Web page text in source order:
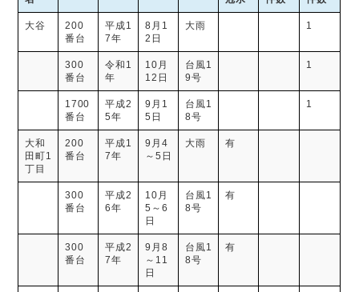
大谷
200
番台
平成1
7年
8月1
2日
大雨 1
300
番台
令和1
年
10月
12日
台風1
9号
1
1700
番台
平成2
5年
9月1
5日
台風1
8号
1
大和
田町1
丁目
200
番台
平成1
7年
9月4
～5日
大雨 有
300
番台
平成2
6年
10月
5～6
日
台風1
8号
有
300
番台
平成2
7年
9月8
～11
日
台風1
8号
有